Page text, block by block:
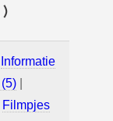
Informatie
Filmpjes